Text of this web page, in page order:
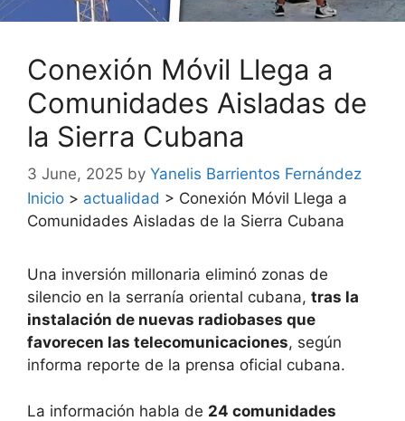
Conexión Móvil Llega a
Comunidades Aisladas de
la Sierra Cubana
3 June, 2025 by Yanelis Barrientos Fernández
Inicio > actualidad > Conexión Móvil Llega a
Comunidades Aisladas de la Sierra Cubana
Una inversión millonaria eliminó zonas de
silencio en la serranía oriental cubana, tras la
instalación de nuevas radiobases que
favorecen las telecomunicaciones, según
informa reporte de la prensa oficial cubana.
La información habla de 24 comunidades